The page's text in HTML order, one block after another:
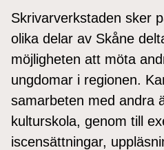
Skrivarverkstaden sker
olika delar av Skåne
möjligheten att möta
ungdomar i regionen.
samarbeten med andra
kulturskola, genom till
iscensättningar,